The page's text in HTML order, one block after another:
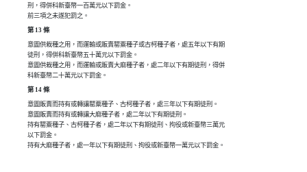
刑，得併科新臺幣一百萬元以下罰金。
前三項之未遂犯罰之。
第 13 條
意圖供栽種之用，而運輸或販賣罌粟種子或古柯種子者，處五年以下有期
徒刑，得併科新臺幣五十萬元以下罰金。
意圖供栽種之用，而運輸或販賣大麻種子者，處二年以下有期徒刑，得併
科新臺幣二十萬元以下罰金。
第 14 條
意圖販賣而持有或轉讓罌粟種子、古柯種子者，處三年以下有期徒刑。
意圖販賣而持有或轉讓大麻種子者，處二年以下有期徒刑。
持有罌粟種子、古柯種子者，處二年以下有期徒刑、拘役或新臺幣三萬元
以下罰金。
持有大麻種子者，處一年以下有期徒刑、拘役或新臺幣一萬元以下罰金。